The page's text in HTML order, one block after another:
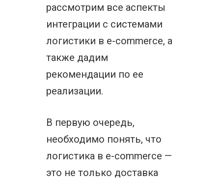
рассмотрим все аспекты
интеграции с системами
логистики в e-commerce, а
также дадим
рекомендации по ее
реализации.
В первую очередь,
необходимо понять, что
логистика в e-commerce —
это не только доставка